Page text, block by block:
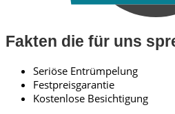
Fakten die für uns
Seriöse Entrümpelung
Festpreisgarantie
Kostenlose Besichtigung